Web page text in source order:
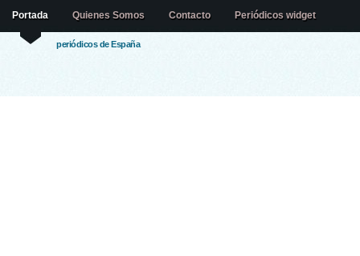
periódicos de España
Portada Quienes Somos Contacto Periódicos widget